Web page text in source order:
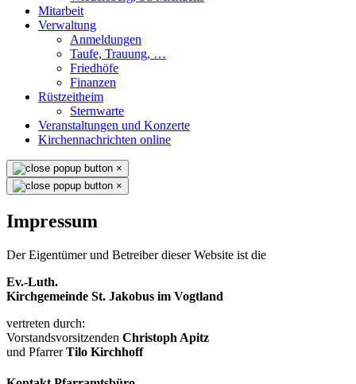
Mitarbeit
Verwaltung
Anmeldungen
Taufe, Trauung, …
Friedhöfe
Finanzen
Rüstzeitheim
Sternwarte
Veranstaltungen und Konzerte
Kirchennachrichten online
×
×
Impressum
Der Eigentümer und Betreiber dieser Website ist die
Ev.-Luth.
Kirchgemeinde St. Jakobus im Vogtland
vertreten durch:
Vorstandsvorsitzenden Christoph Apitz
und PfarrerTilo Kirchhoff